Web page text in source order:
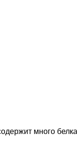
много